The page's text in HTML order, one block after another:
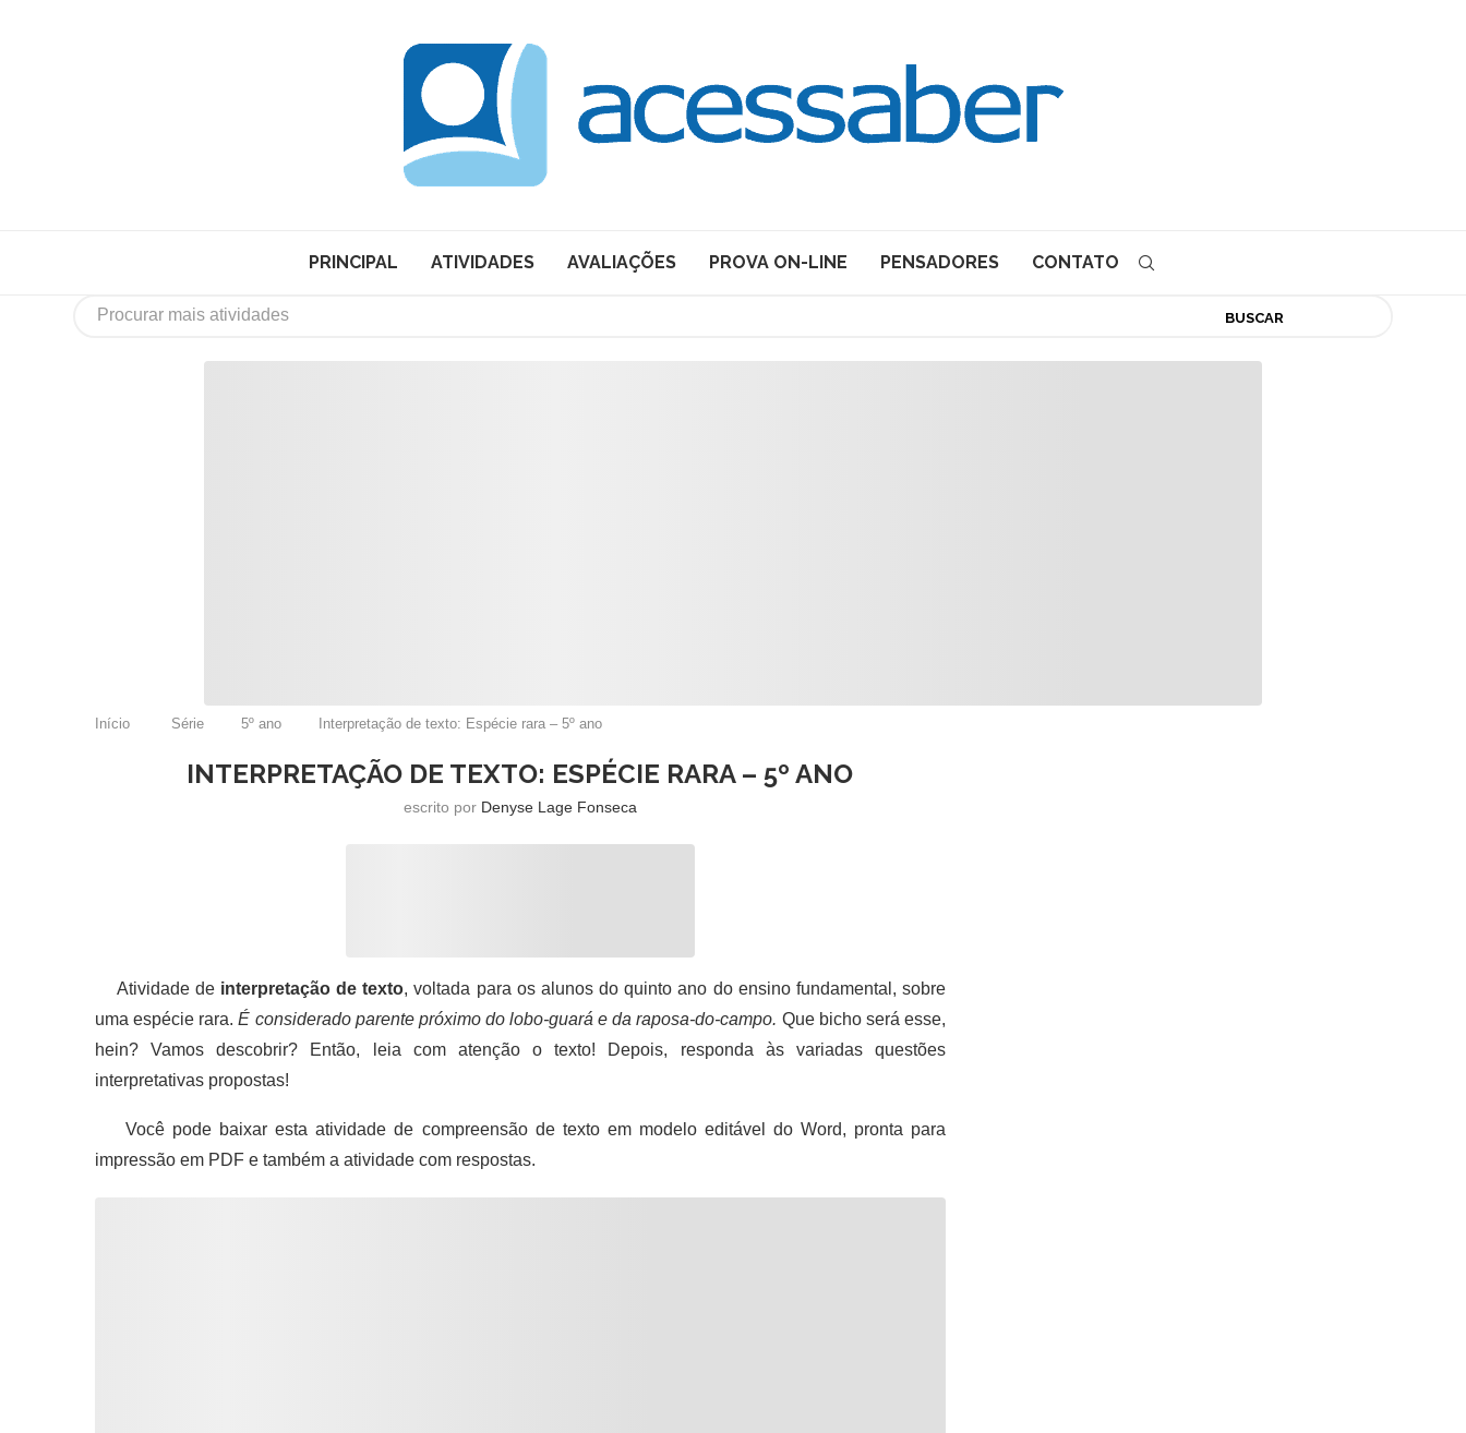
PRINCIPAL ATIVIDADES AVALIAÇÕES PROVA ON-LINE PENSADORES CONTATO
BUSCAR
Início Série 5º ano Interpretação de texto: Espécie rara – 5º ano
INTERPRETAÇÃO DE TEXTO: ESPÉCIE RARA – 5º ANO
escrito por Denyse Lage Fonseca
Atividade de interpretação de texto, voltada para os alunos do quinto ano do ensino fundamental, sobre
uma espécie rara.É considerado parente próximo do lobo-guará e da raposa-do-campo. Que bicho será esse,
hein? Vamos descobrir? Então, leia com atenção o texto! Depois, responda às variadas questões
interpretativas propostas!
Você pode baixar esta atividade de compreensão de texto em modelo editável do Word, pronta para
impressão em PDF e também a atividade com respostas.